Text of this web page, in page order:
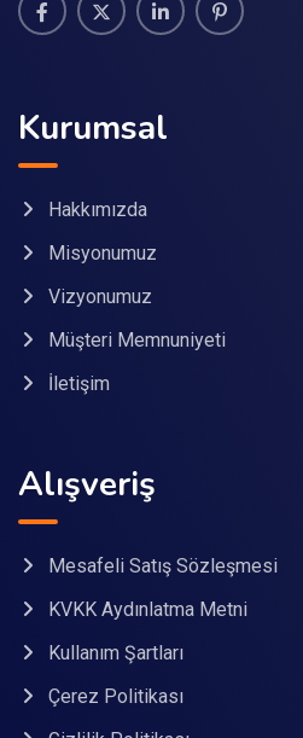
Kurumsal
Hakkımızda
Misyonumuz
Vizyonumuz
Müşteri Memnuniyeti
İletişim
Alışveriş
Mesafeli Satış Sözleşmesi
KVKK Aydınlatma Metni
Kullanım Şartları
Çerez Politikası